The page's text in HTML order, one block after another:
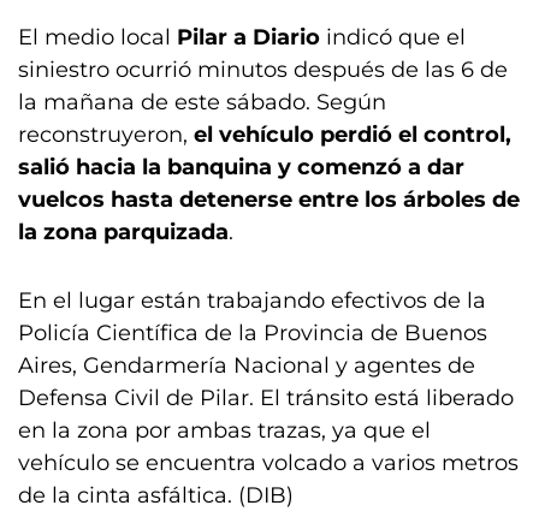
El medio local Pilar a Diario indicó que el
siniestro ocurrió minutos después de las 6 de
la mañana de este sábado. Según
reconstruyeron, el vehículo perdió el control,
salió hacia la banquina y comenzó a dar
vuelcos hasta detenerse entre los árboles de
la zona parquizada.
En el lugar están trabajando efectivos de la
Policía Científica de la Provincia de Buenos
Aires, Gendarmería Nacional y agentes de
Defensa Civil de Pilar. El tránsito está liberado
en la zona por ambas trazas, ya que el
vehículo se encuentra volcado a varios metros
de la cinta asfáltica. (DIB)